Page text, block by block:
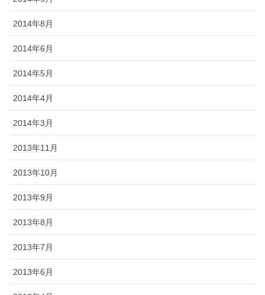
2014年8月
2014年6月
2014年5月
2014年4月
2014年3月
2013年11月
2013年10月
2013年9月
2013年8月
2013年7月
2013年6月